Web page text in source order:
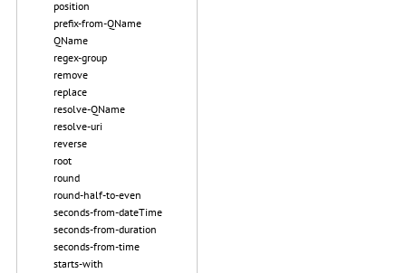
position
prefix-from-QName
QName
regex-group
remove
replace
resolve-QName
resolve-uri
reverse
root
round
round-half-to-even
seconds-from-dateTime
seconds-from-duration
seconds-from-time
starts-with